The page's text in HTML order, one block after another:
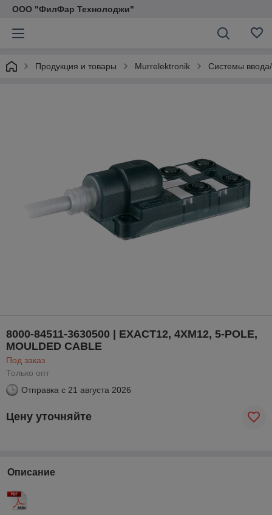
ООО "ФилФар Технолоджи"
Продукция и товары Murrelektronik Системы
8000-84511-3630500 | EXACT12, 4XM12, 5-POLE,
MOULDED CABLE
Под заказ
Только опт
Отправка с 21 августа 2026
Цену уточняйте
Описание